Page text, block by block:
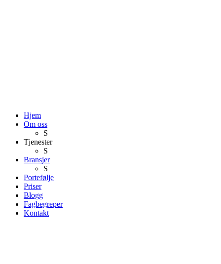
Hjem
Om oss
S
Tjenester
S
Bransjer
S
Portefølje
Priser
Blogg
Fagbegreper
Kontakt